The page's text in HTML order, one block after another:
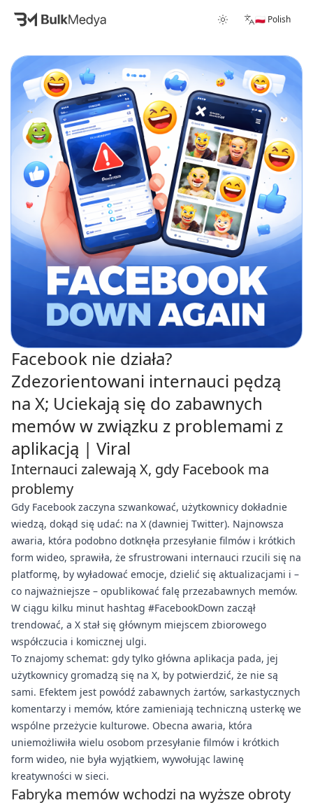
🇵🇱 Polish
Facebook nie działa?
Zdezorientowani internauci pędzą
na X; Uciekają się do zabawnych
memów w związku z problemami z
aplikacją | Viral
Internauci zalewają X, gdy Facebook ma
problemy
Gdy Facebook zaczyna szwankować, użytkownicy dokładnie
wiedzą, dokąd się udać: na X (dawniej Twitter). Najnowsza
awaria, która podobno dotknęła przesyłanie filmów i krótkich
form wideo, sprawiła, że sfrustrowani internauci rzucili się na
platformę, by wyładować emocje, dzielić się aktualizacjami i –
co najważniejsze – opublikować falę przezabawnych memów.
W ciągu kilku minut hashtag #FacebookDown zaczął
trendować, a X stał się głównym miejscem zbiorowego
współczucia i komicznej ulgi.
To znajomy schemat: gdy tylko główna aplikacja pada, jej
użytkownicy gromadzą się na X, by potwierdzić, że nie są
sami. Efektem jest powódź zabawnych żartów, sarkastycznych
komentarzy i memów, które zamieniają techniczną usterkę we
wspólne przeżycie kulturowe. Obecna awaria, która
uniemożliwiła wielu osobom przesyłanie filmów i krótkich
form wideo, nie była wyjątkiem, wywołując lawinę
kreatywności w sieci.
Fabryka memów wchodzi na wyższe obroty